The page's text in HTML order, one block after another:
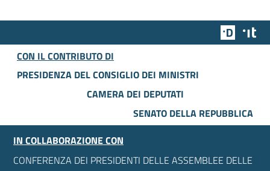
Team
CON IL CONTRIBUTO DI
PRESIDENZA DEL CONSIGLIO DEI MINISTRI
CAMERA DEI DEPUTATI
SENATO DELLA REPUBBLICA
IN COLLABORAZIONE CON
CONFERENZA DEI PRESIDENTI DELLE ASSEMBLEE DELLE